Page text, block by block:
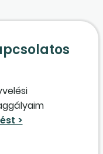
között –
A halakat